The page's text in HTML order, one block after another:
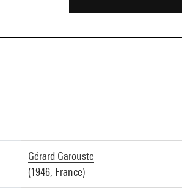
Gérard Garouste
(1946, France)